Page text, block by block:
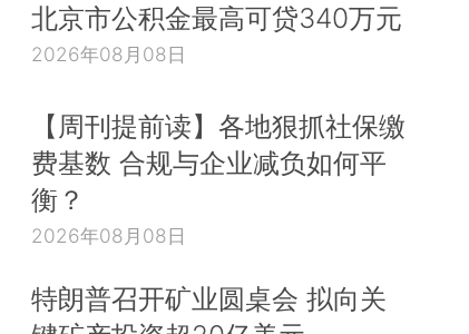
北京市公积金最高可贷340万元
2026年08月08日
【周刊提前读】各地狠抓社保缴
费基数 合规与企业减负如何平
衡？
2026年08月08日
特朗普召开矿业圆桌会 拟向关